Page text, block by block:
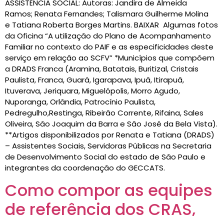
ASSISTÊNCIA SOCIAL: Autoras: Jandira de Almeida
Ramos; Renata Fernandes; Talismara Guilherme Molina
e Tatiana Roberta Borges Martins. BAIXAR Algumas fotos
da Oficina “A utilização do Plano de Acompanhamento
Familiar no contexto do PAIF e as especificidades deste
serviço em relação ao SCFV” *Municípios que compõem
a DRADS Franca (Aramina, Batatais, Buritizal, Cristais
Paulista, Franca, Guará, Igarapava, Ipuã, Itirapuã,
Ituverava, Jeriquara, Miguelópolis, Morro Agudo,
Nuporanga, Orlândia, Patrocínio Paulista,
Pedregulho,Restinga, Ribeirão Corrente, Rifaina, Sales
Oliveira, São Joaquim da Barra e São José da Bela Vista).
**Artigos disponibilizados por Renata e Tatiana (DRADS)
– Assistentes Sociais, Servidoras Públicas na Secretaria
de Desenvolvimento Social do estado de São Paulo e
integrantes da coordenação do GECCATS.
Como compor as equipes
de referência dos CRAS,